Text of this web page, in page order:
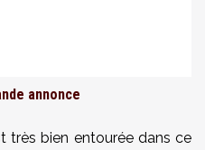
annonce
très bien entourée dans ce